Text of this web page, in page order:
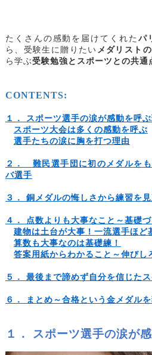
たくさんの感動を届けてくれた パ
ら、受験生に贈りたい メダリスト
ら学ぶ受験勉強とスポーツとの共通
CONTENTS:
１． スポーツ選手の涙が感動を呼
スポーツ大会は多くの感動を呼ぶ
選手たちの涙に胸を打つ理由
２． 難民選手団に初のメダルを
バ選手
３． 銅メダルの悔しさから練習を
４． 点数よりも大事なこと～基礎づ
建物は土台が大事！一流選手ほど
算数も大事なのは基礎練！
答案用紙からわかること～伸びし
５． 最後まで諦めず自分を信じた
６． まとめ～合格という金メダル
１． スポーツ選手の涙が